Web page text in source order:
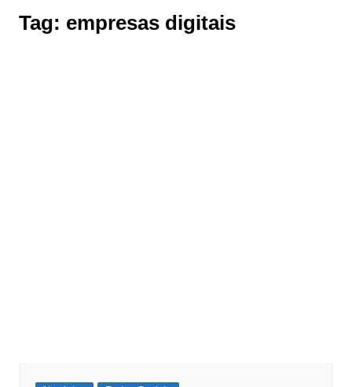
Tag: empresas digitais